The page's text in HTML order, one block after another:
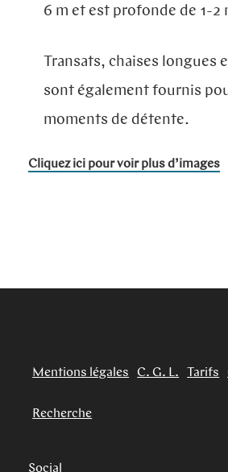
6 m et est profonde de 1-2
Transats, chaises longues
sont également fournis
moments de détente.
Cliquez ici pour voir plus d’images
Mentions légales C. G. L. Tarifs
Recherche
Social